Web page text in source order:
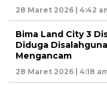
28 Maret 2026 | 4:42
Bima Land City 3
Diduga
Mengancam
28 Maret 2026 | 4:18